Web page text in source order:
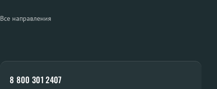
Все направления
8 800 301 2407